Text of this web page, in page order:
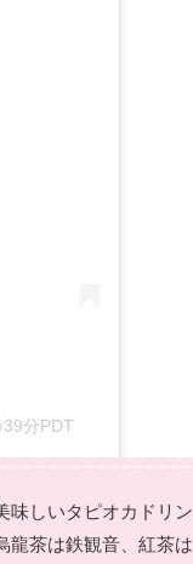
分PDT
味しいタピオカドリン
龍茶は鉄観音、紅茶は